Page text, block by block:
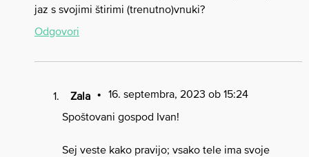
jaz s svojimi štirimi (trenutno)vnuki?
Odgovori
Zala
16. septembra, 2023 ob 15:24
Spoštovani gospod Ivan!
Sej veste kako pravijo; vsako tele ima svoje